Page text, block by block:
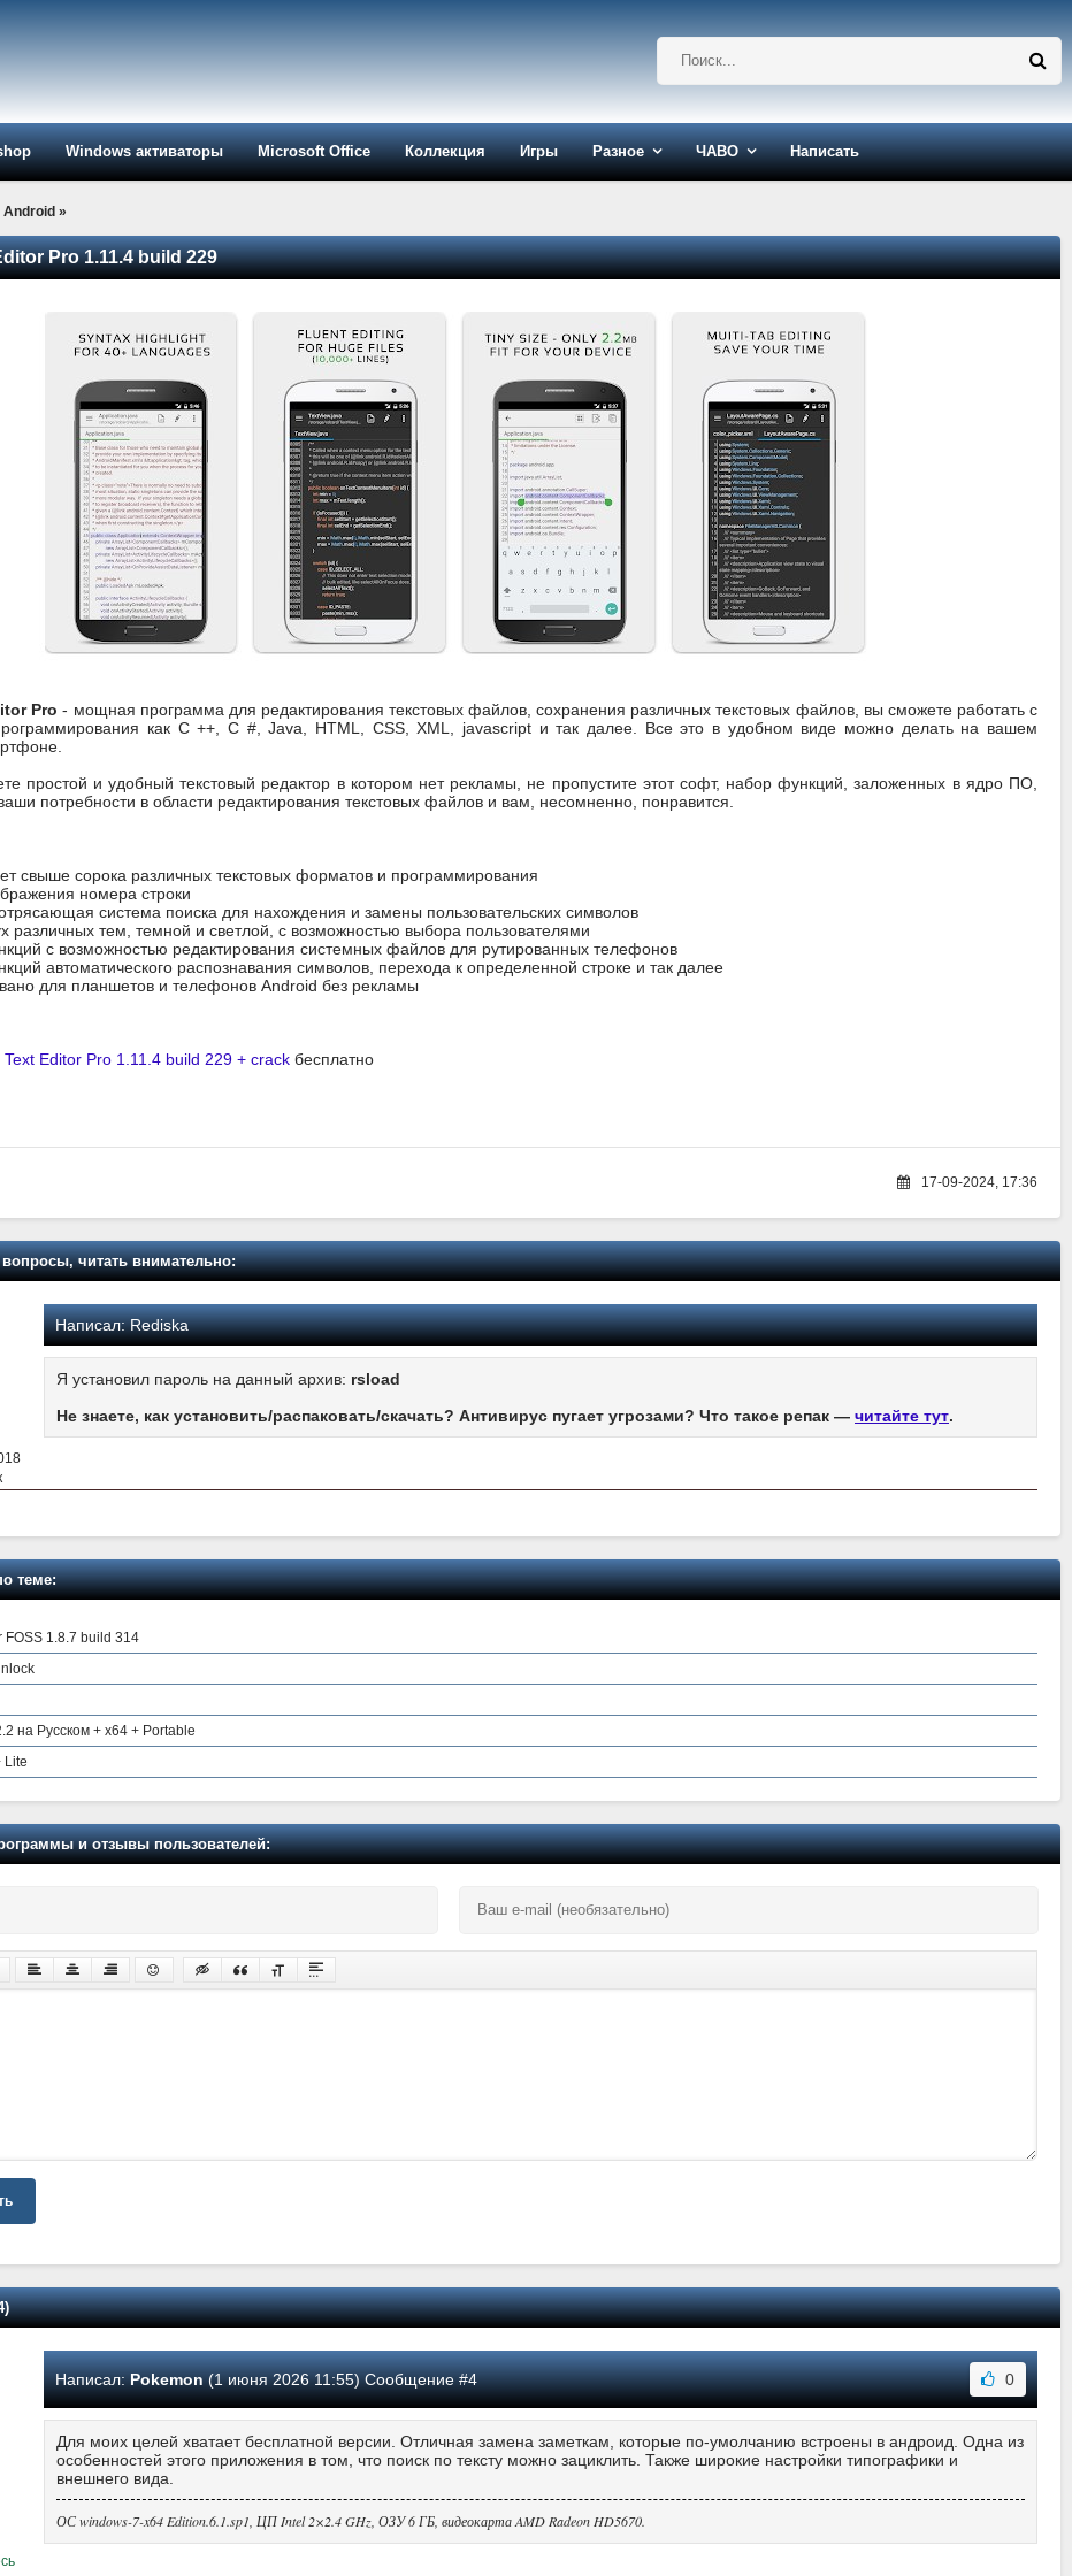
Windows активаторы Microsoft Office Коллекция Игры Разное ЧАВО Написать
Android »
Pro 1.11.4 build 229
Pro - мощная программа для редактирования текстовых файлов, сохранения различных текстовых файлов, вы сможете работать с
как C ++, C #, Java, HTML, CSS, XML, javascript и так далее. Все это в удобном виде можно делать на вашем
простой и удобный текстовый редактор в котором нет рекламы, не пропустите этот софт, набор функций, заложенных в ядро ПО,
потребности в области редактирования текстовых файлов и вам, несомненно, понравится.
свыше сорока различных текстовых форматов и программирования
номера строки
система поиска для нахождения и замены пользовательских символов
различных тем, темной и светлой, с возможностью выбора пользователями
с возможностью редактирования системных файлов для рутированных телефонов
автоматического распознавания символов, перехода к определенной строке и так далее
для планшетов и телефонов Android без рекламы
Text Editor Pro 1.11.4 build 229 + crack бесплатно
17-09-2024, 17:36
читать внимательно:
Написал:Rediska
Я установил пароль на данный архив: rsload
Не знаете, как установить/распаковать/скачать? Антивирус пугает угрозами? Что такое репак — читайте тут.
теме:
FOSS 1.8.7 build 314
на Русском + x64 + Portable
Lite
и отзывы пользователей:
Написал: Pokemon(1 июня 2026 11:55) Сообщение #4 0
Для моих целей хватает бесплатной версии. Отличная замена заметкам, которые по-умолчанию встроены в андроид. Одна из
особенностей этого приложения в том, что поиск по тексту можно зациклить. Также широкие настройки типографики и
внешнего вида.
ОС windows-7-x64 Edition.6.1.sp1, ЦП Intel 2×2.4 GHz, ОЗУ 6 ГБ, видеокарта AMD Radeon HD5670.